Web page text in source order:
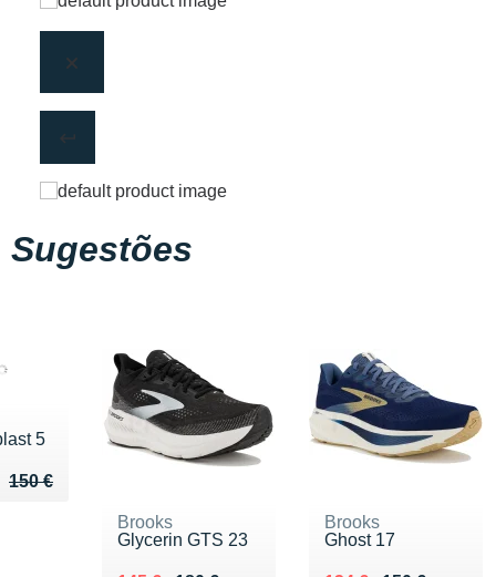
Sugestões
5
150 €
de 150 €
125 €
Brooks
Glycerin GTS 23
Brooks
Ghost 17